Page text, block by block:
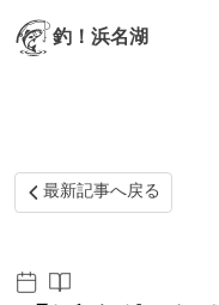
釣！浜名湖
最新記事へ戻る